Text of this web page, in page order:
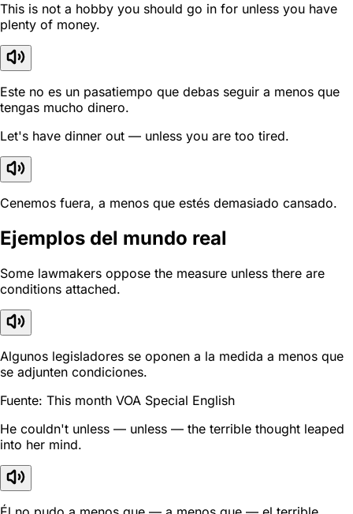
This is not a hobby you should go in for unless you have
plenty of money.
Este no es un pasatiempo que debas seguir a menos que
tengas mucho dinero.
Let's have dinner out — unless you are too tired.
Cenemos fuera, a menos que estés demasiado cansado.
Ejemplos del mundo real
Some lawmakers oppose the measure unless there are
conditions attached.
Algunos legisladores se oponen a la medida a menos que
se adjunten condiciones.
Fuente: This month VOA Special English
He couldn't unless — unless — the terrible thought leaped
into her mind.